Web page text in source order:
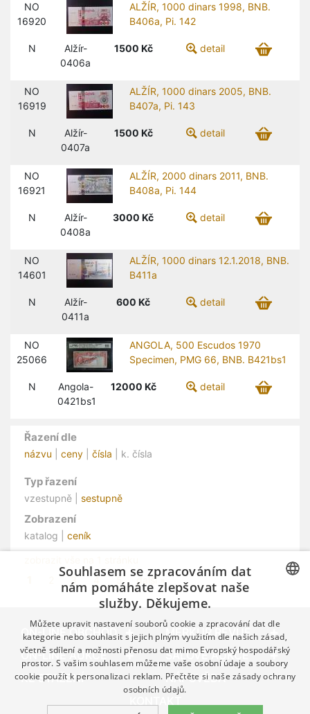
NO
16920
ALŽÍR, 1000 dinars 1998, BNB.
B406a, Pi. 142
N
Alžír-
0406a
1500 Kč detail
NO
16919
ALŽÍR, 1000 dinars 2005, BNB.
B407a, Pi. 143
N
Alžír-
0407a
1500 Kč detail
NO
16921
ALŽÍR, 2000 dinars 2011, BNB.
B408a, Pi. 144
N
Alžír-
0408a
3000 Kč detail
NO
14601
ALŽÍR, 1000 dinars 12.1.2018, BNB.
B411a
N
Alžír-
0411a
600 Kč detail
NO
25066
ANGOLA, 500 Escudos 1970
Specimen, PMG 66, BNB. B421bs1
N
Angola-
0421bs1
12000 Kč detail
Řazení dle
názvu ceny čísla | k. čísla
Typ řazení
vzestupně | sestupně
Zobrazení
katalog | ceník
3 4 5 další »
ON-LINE OBCHOD
MERKUR REVUE
ON-LINE AUKCE
SÁLOVÉ AUKCE
KE STAŽENÍ
NÁPOVĚDA
GERMAN
ENGLISH
Souhlasem se zpracováním dat
nám pomáháte zlepšovat naše
služby. Děkujeme.
Můžete upravit nastavení souborů cookie a zpracování dat dle
kategorie nebo souhlasit s jejich plným využitím dle našich zásad,
včetně sdílení a možnosti přenosu dat mimo Evropský hospodářský
prostor. S vašim souhlasem můžeme vaše osobní údaje a soubory
cookie použít k personalizaci reklam. Přečtěte si naše zásady ochrany
osobních údajů.